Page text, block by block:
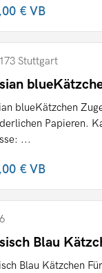
€VB
Stuttgart
blueKätzchen
Papieren.
...
€VB
Blau
Blau Kätzchen